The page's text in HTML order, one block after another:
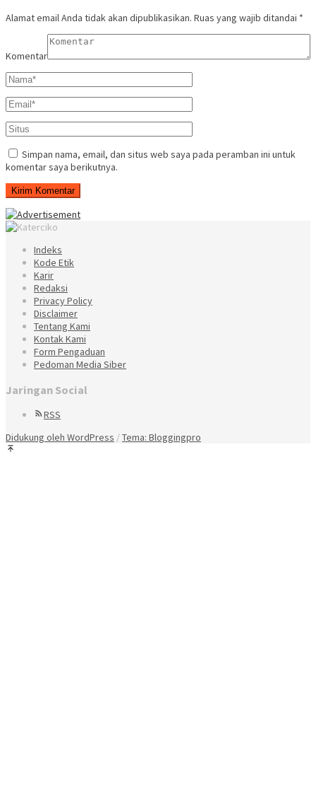
Alamat email Anda tidak akan dipublikasikan. Ruas yang wajib ditandai *
Komentar
Simpan nama, email, dan situs web saya pada peramban ini untuk
komentar saya berikutnya.
Indeks
Kode Etik
Karir
Redaksi
Privacy Policy
Disclaimer
Tentang Kami
Kontak Kami
Form Pengaduan
Pedoman Media Siber
Jaringan Social
RSS
Didukung oleh WordPress /Tema: Bloggingpro